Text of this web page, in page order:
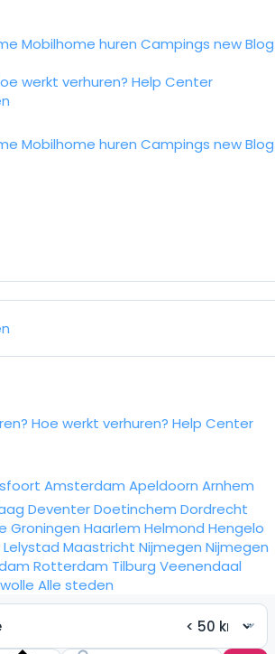
Mobilhome huren Campings newBlog
werkt verhuren? Help Center
Mobilhome huren Campings newBlog
Hoe werkt verhuren? Help Center
Amsterdam Apeldoorn Arnhem
DeventerDoetinchem Dordrecht
Groningen Haarlem Helmond Hengelo
Lelystad Maastricht Nijmegen Nijmegen
Rotterdam Tilburg Veenendaal
Alle steden